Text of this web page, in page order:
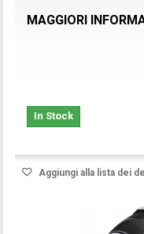
MAGGIORI
In Stock
Aggiungi alla lista dei